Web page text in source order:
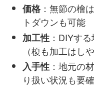
価格：無節の檜
トダウンも可能
加工性：DIYす
（榎も加工はし
入手性：地元の
り扱い状況も要